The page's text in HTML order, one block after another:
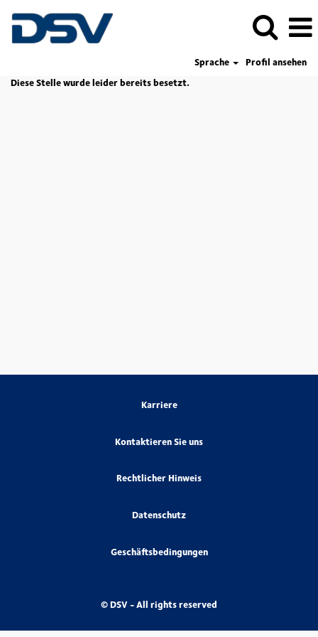
Sprache
Profil ansehen
Diese Stelle wurde leider bereits besetzt.
Karriere
Kontaktieren Sie uns
Rechtlicher Hinweis
Datenschutz
Geschäftsbedingungen
© DSV - All rights reserved